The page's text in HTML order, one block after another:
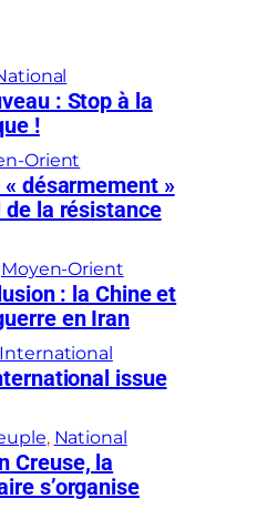
: Stop à la
!
Orient
« désarmement »
la résistance
Moyen-Orient
: la Chine et
en Iran
International
issue
, National
Creuse, la
s’organise